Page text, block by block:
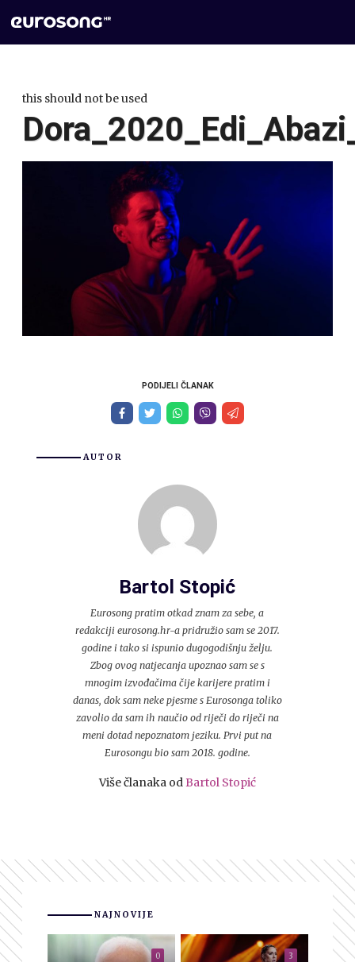
this should not be used
PODIJELI ČLANAK
AUTOR
Bartol Stopić
Eurosong pratim otkad znam za sebe, a
redakciji eurosong.hr-a pridružio sam se 2017.
godine i tako si ispunio dugogodišnju želju.
Zbog ovog natjecanja upoznao sam se s
mnogim izvođačima čije karijere pratim i
danas, dok sam neke pjesme s Eurosonga toliko
zavolio da sam ih naučio od riječi do riječi na
meni dotad nepoznatom jeziku. Prvi put na
Eurosongu bio sam 2018. godine.
Više članaka odBartol Stopić
NAJNOVIJE
0 3